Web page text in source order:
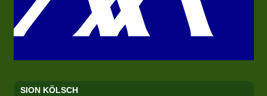
SION KÖLSCH